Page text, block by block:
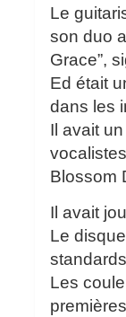
Le
son duo
Grace”,
Ed était
dans les
Il avait
Blossom
Il avait
Le
Les